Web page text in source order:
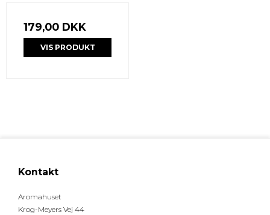
179,00 DKK
VIS PRODUKT
Kontakt
Aromahuset
Krog-Meyers Vej 44